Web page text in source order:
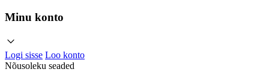
Minu konto
Logi sisse Loo konto
Nõusoleku seaded